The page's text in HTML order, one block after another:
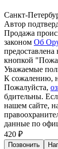
Санкт-
Автор
Продажа
законом Об
кнопкой
Уважаемые
К сожалению,
Пожалуйста,
бдительны.
нашем сайте,
данные по
420 ₽
Позвонить